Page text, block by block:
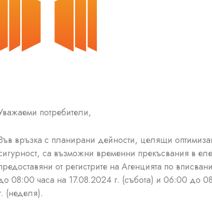
потребители,
връзка с планирани дейности, целящи
са възможни временни прекъсвания в
от регистрите на Агенцията по
08:00 часа на 17.08.2024 г. (събота) и 06:00 до
(неделя).